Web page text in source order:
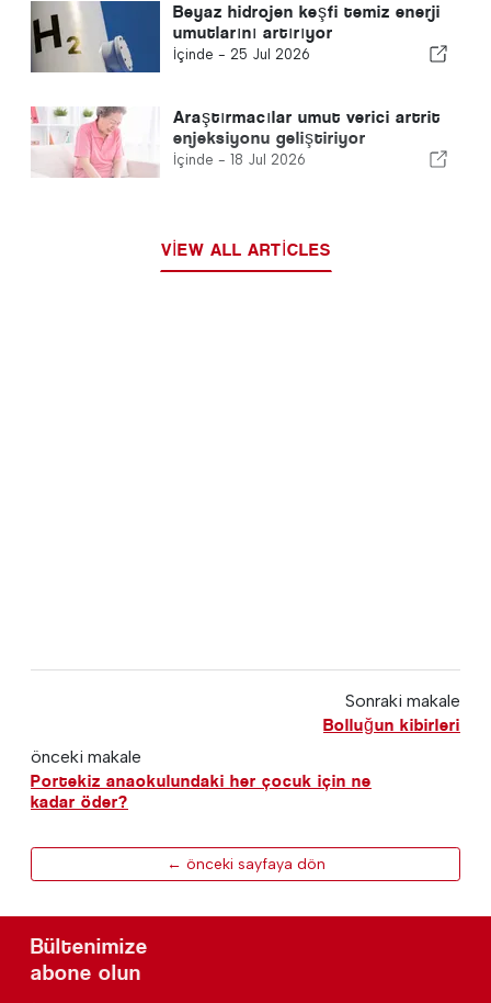
Beyaz hidrojen keşfi temiz enerji
umutlarını artırıyor
İçinde - 25 Jul 2026
Araştırmacılar umut verici artrit
enjeksiyonu geliştiriyor
İçinde - 18 Jul 2026
VIEW ALL ARTICLES
Sonraki makale
Bolluğun kibirleri
önceki makale
Portekiz anaokulundaki her çocuk için ne
kadar öder?
← önceki sayfaya dön
Bültenimize
abone olun